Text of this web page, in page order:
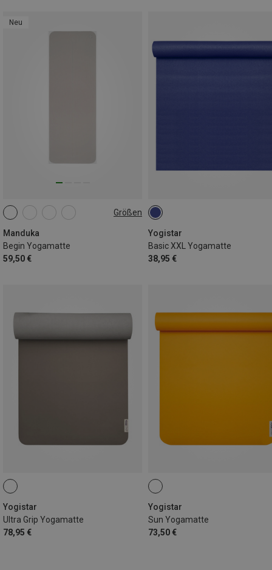
Neu
Größen
Manduka
Begin Yogamatte
59,50 €
172CM
Yogistar
Basic XXL Yogamatte
38,95 €
Yogistar
Ultra Grip Yogamatte
78,95 €
Yogistar
Sun Yogamatte
73,50 €